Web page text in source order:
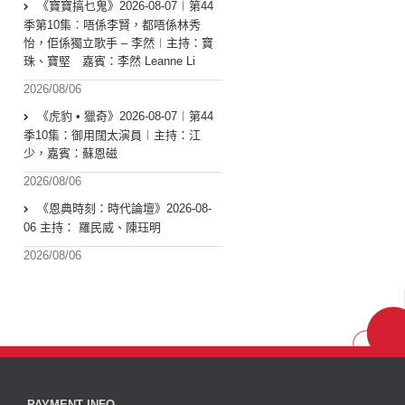
《寶寶搞乜鬼》2026-08-07︱第44
季第10集︰唔係李賢，都唔係林秀
怡，佢係獨立歌手 – 李然︱主持：寶
珠、寶堅 嘉賓：李然 Leanne Li
2026/08/06
《虎豹 • 獵奇》2026-08-07︱第44
季10集：御用闊太演員︱主持：江
少，嘉賓：蘇恩磁
2026/08/06
《恩典時刻：時代論壇》2026-08-
06 主持： 羅民威、陳珏明
2026/08/06